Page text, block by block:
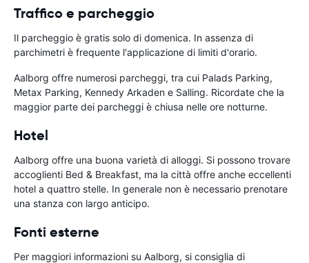
Traffico e parcheggio
Il parcheggio è gratis solo di domenica. In assenza di
parchimetri è frequente l'applicazione di limiti d'orario.
Aalborg offre numerosi parcheggi, tra cui Palads Parking,
Metax Parking, Kennedy Arkaden e Salling. Ricordate che la
maggior parte dei parcheggi è chiusa nelle ore notturne.
Hotel
Aalborg offre una buona varietà di alloggi. Si possono trovare
accoglienti Bed & Breakfast, ma la città offre anche eccellenti
hotel a quattro stelle. In generale non è necessario prenotare
una stanza con largo anticipo.
Fonti esterne
Per maggiori informazioni su Aalborg, si consiglia di